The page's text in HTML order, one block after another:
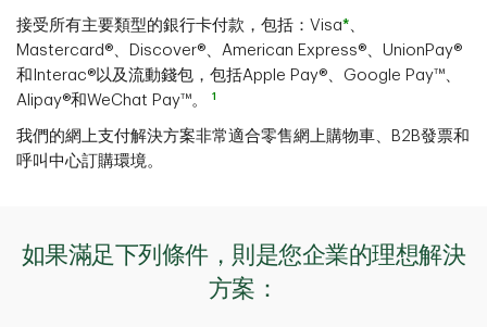
接受所有主要類型的銀行卡付款，包括：Visa*、
Mastercard®、Discover®、American Express®、UnionPay®
和Interac®以及流動錢包，包括Apple Pay®、Google Pay™、
Alipay®和WeChat Pay™。
1
我們的網上支付解決方案非常適合零售網上購物車、B2B發票和
呼叫中心訂購環境。
如果滿足下列條件，則是您企業的理想解決
方案：